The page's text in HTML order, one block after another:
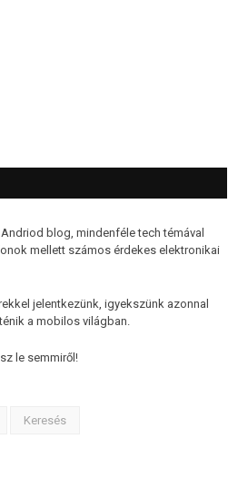
blog, mindenféle tech témával
mellett számos érdekes elektronikai
jelentkezünk, igyekszünk azonnal
a mobilos világban.
le semmiről!